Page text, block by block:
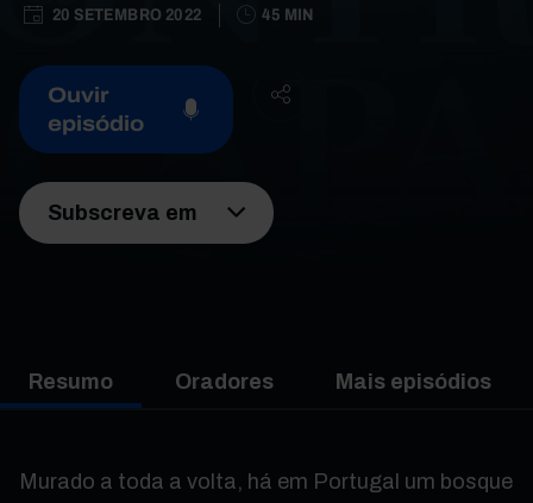
20 SETEMBRO 2022 45 MIN
Ouvir
episódio
Subscreva em
Resumo Oradores Mais episódios
Murado a toda a volta, há em Portugal um bosque